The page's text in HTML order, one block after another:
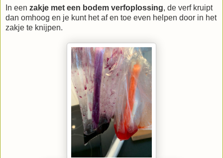
In een zakje met een bodem verfoplossing, de verf kruipt
dan omhoog en je kunt het af en toe even helpen door in het
zakje te knijpen.